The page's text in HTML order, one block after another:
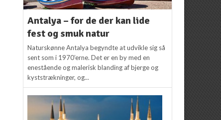
Antalya – for de der kan lide
fest og smuk natur
Naturskønne Antalya begyndte at udvikle sig så
sent som i 1970’erne. Det er en by med en
enestående og malerisk blanding af bjerge og
kyststrækninger, og...